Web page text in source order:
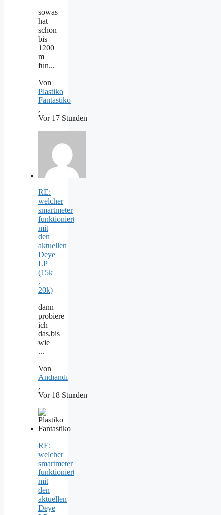
sowas
hat
schon
bis
1200
m
fun...
Von
Plastiko
Fantastiko
,
Vor 17 Stunden
RE:
welcher
smartmeter
funktioniert
mit
den
aktuellen
Deye
LP
(15k
,
20k)
dann
probiere
ich
das.bis
wie
...
Von
Andiandi
,
Vor 18 Stunden
RE:
welcher
smartmeter
funktioniert
mit
den
aktuellen
Deye